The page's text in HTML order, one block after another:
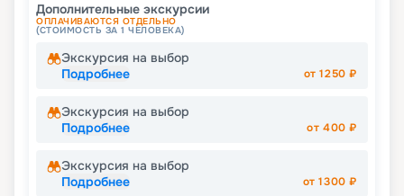
Дополнительные экскурсии
ОПЛАЧИВАЮТСЯ ОТДЕЛЬНО
(СТОИМОСТЬ ЗА 1 ЧЕЛОВЕКА)
Экскурсия на выбор
Подробнее
от1250 ₽
Экскурсия на выбор
Подробнее
от 400 ₽
Экскурсия на выбор
Подробнее
от1300 ₽